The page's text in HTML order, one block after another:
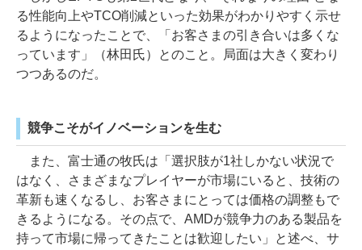
る性能向上やTCO削減といった効果がわかりやすく示せ
るようになったことで、「お客さまの引き合いは多くな
っています」（林田氏）とのこと。局面は大きく変わり
つつあるのだ。
競争こそがイノベーションを生む
また、富士通の牧氏は「選択肢が1社しかない状況で
はなく、さまざまなプレイヤーが市場にいると、技術の
革新も速くなるし、お客さまにとっては価格の調整もで
きるようになる。その点で、AMDが競争力のある製品を
持って市場に帰ってきたことは歓迎したい」と述べ、サ